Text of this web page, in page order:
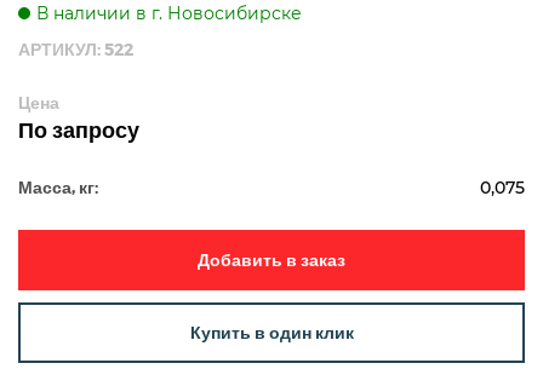
В наличии в г. Новосибирске
АРТИКУЛ: 522
Цена
По запросу
Масса, кг: 0,075
Добавить в заказ
Купить в один клик